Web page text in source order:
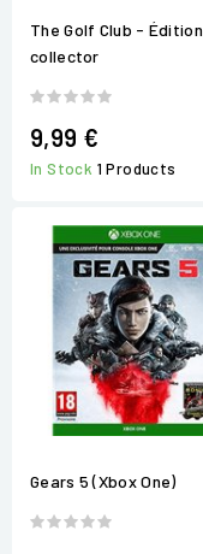
The Golf Club - Édition
collector
9,99 €
In Stock 1 Products
Gears 5 (Xbox One)